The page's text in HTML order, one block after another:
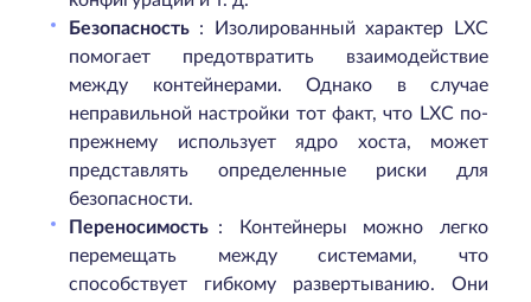
Безопасность : Изолированный характер LXC
помогает предотвратить взаимодействие
между контейнерами. Однако в случае
неправильной настройки тот факт, что LXC по-
прежнему использует ядро хоста, может
представлять определенные риски для
безопасности.
Переносимость : Контейнеры можно легко
перемещать между системами, что
способствует гибкому развертыванию. Они